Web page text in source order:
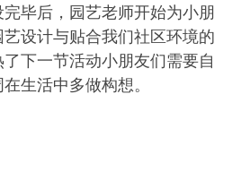
毕后，园艺老师开始为小朋
设计与贴合我们社区环境的
下一节活动小朋友们需要自
生活中多做构想。